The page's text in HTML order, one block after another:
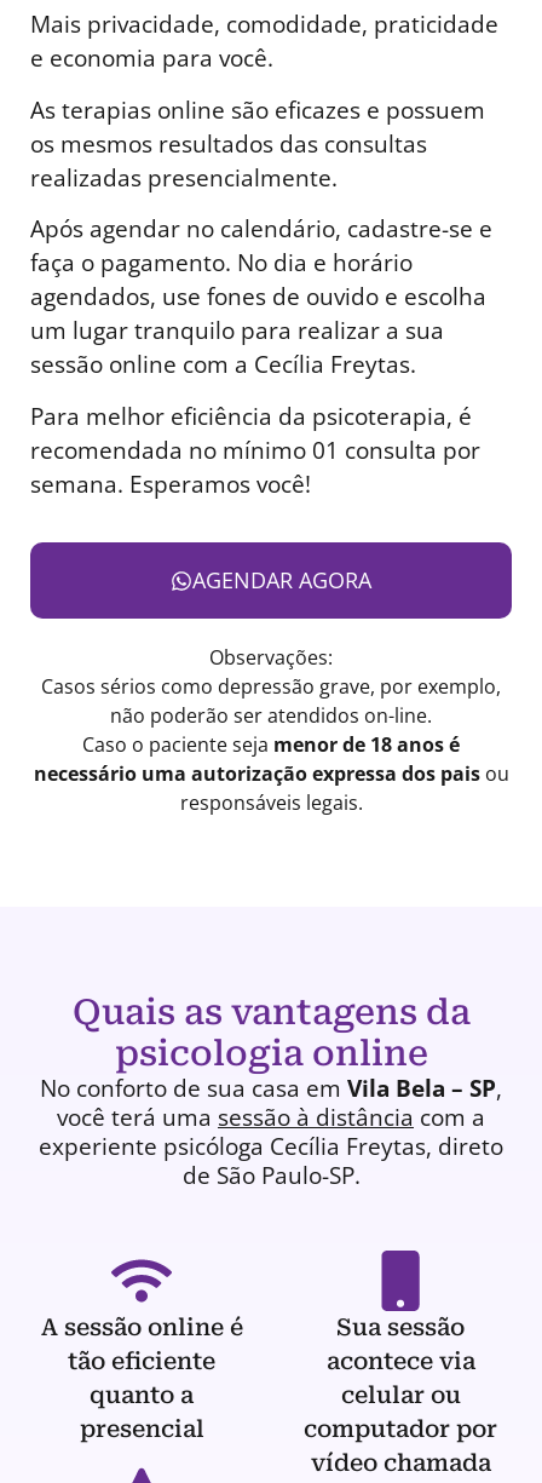
Mais privacidade, comodidade, praticidade
e economia para você.
As terapias online são eficazes e possuem
os mesmos resultados das consultas
realizadas presencialmente.
Após agendar no calendário, cadastre-se e
faça o pagamento. No dia e horário
agendados, use fones de ouvido e escolha
um lugar tranquilo para realizar a sua
sessão online com a Cecília Freytas.
Para melhor eficiência da psicoterapia, é
recomendada no mínimo 01 consulta por
semana. Esperamos você!
AGENDAR AGORA
Observações:
Casos sérios como depressão grave, por exemplo,
não poderão ser atendidos on-line.
Caso o paciente seja menor de 18 anos é
necessário uma autorização expressa dos paisou
responsáveis legais.
Quais as vantagens da
psicologia online
No conforto de sua casa em Vila Bela – SP,
você terá uma sessão à distância com a
experiente psicóloga Cecília Freytas, direto
de São Paulo-SP.
A sessão online é
tão eficiente
quanto a
presencial
Sua sessão
acontece via
celular ou
computador por
vídeo chamada